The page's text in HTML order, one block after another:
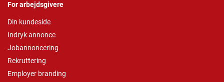
For arbejdsgivere
Din kundeside
Indryk annonce
Jobannoncering
Rekruttering
Employer branding